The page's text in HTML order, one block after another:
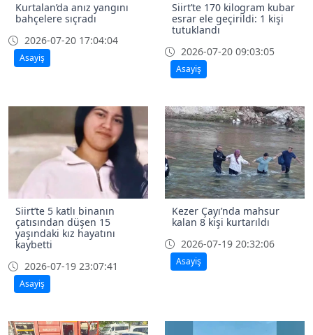
Kurtalan’da anız yangını
bahçelere sıçradı
2026-07-20 17:04:04
Asayiş
Siirt’te 170 kilogram kubar
esrar ele geçirildi: 1 kişi
tutuklandı
2026-07-20 09:03:05
Asayiş
Siirt’te 5 katlı binanın
çatısından düşen 15
yaşındaki kız hayatını
kaybetti
2026-07-19 23:07:41
Asayiş
Kezer Çayı’nda mahsur
kalan 8 kişi kurtarıldı
2026-07-19 20:32:06
Asayiş